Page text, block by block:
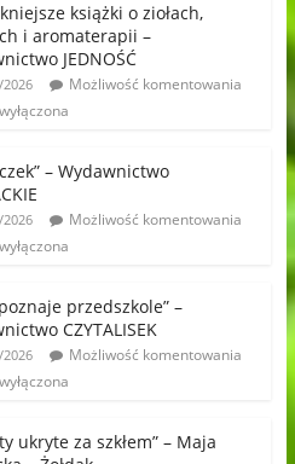
książki o ziołach,
i aromaterapii –
JEDNOŚĆ
Możliwość komentowania
– Wydawnictwo
Możliwość komentowania
przedszkole” –
CZYTALISEK
Możliwość komentowania
ukryte za szkłem” – Maja